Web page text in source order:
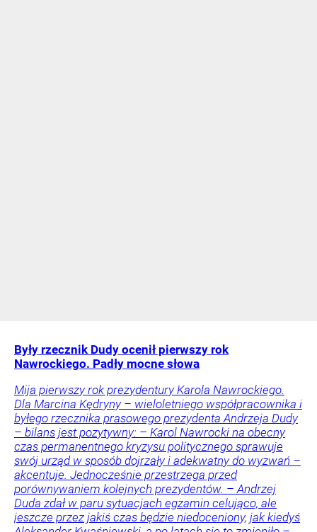
Były rzecznik Dudy ocenił pierwszy rok
Nawrockiego. Padły mocne słowa
Mija pierwszy rok prezydentury Karola Nawrockiego.
Dla Marcina Kędryny – wieloletniego współpracownika i
byłego rzecznika prasowego prezydenta Andrzeja Dudy
– bilans jest pozytywny: – Karol Nawrocki na obecny
czas permanentnego kryzysu politycznego sprawuje
swój urząd w sposób dojrzały i adekwatny do wyzwań –
akcentuje. Jednocześnie przestrzega przed
porównywaniem kolejnych prezydentów. – Andrzej
Duda zdał w paru sytuacjach egzamin celująco, ale
jeszcze przez jakiś czas będzie niedoceniony, jak kiedyś